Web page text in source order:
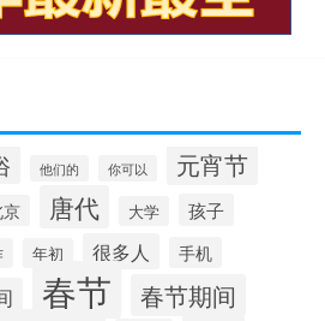
他们的 你可以 元宵节
唐代 大学 孩子
年初 很多人 手机
春节 春节期间